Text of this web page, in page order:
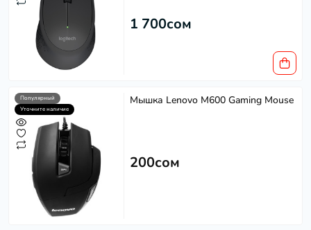
1 700сом
Популярный
Уточните наличие
Мышка Lenovo M600 Gaming Mouse
200сом